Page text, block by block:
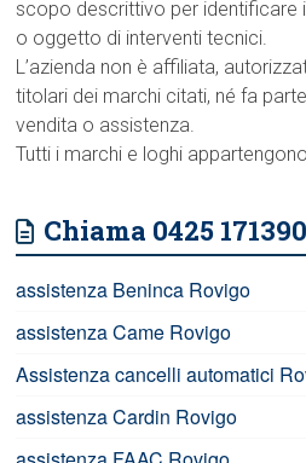
scopo descrittivo per identificare
o oggetto di interventi tecnici.
L’azienda non è affiliata,
titolari dei marchi citati, né fa
vendita o assistenza.
Tutti i marchi e loghi
Chiama 0425
assistenza Beninca Rovigo
assistenza Came Rovigo
Assistenza cancelli automatici
assistenza Cardin Rovigo